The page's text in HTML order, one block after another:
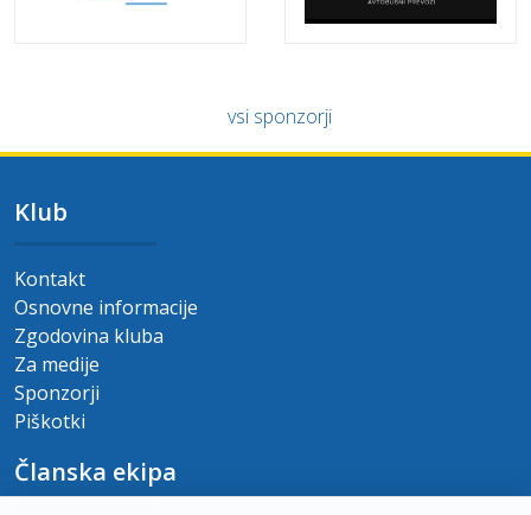
vsi sponzorji
Klub
Kontakt
Osnovne informacije
Zgodovina kluba
Za medije
Sponzorji
Piškotki
Članska ekipa